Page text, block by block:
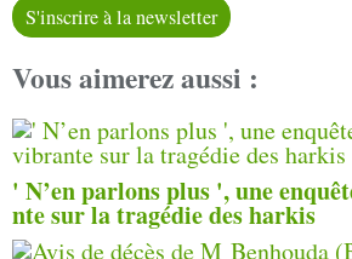
S'inscrire à la newsletter
Vous aimerez aussi :
' N’en parlons plus ', une
nte sur la tragédie des harkis